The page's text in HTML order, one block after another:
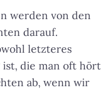
werden von den
darauf.
letzteres
die man oft hört
ab, wenn wir